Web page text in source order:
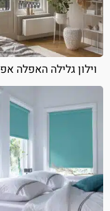
וילון גלילה האפלה